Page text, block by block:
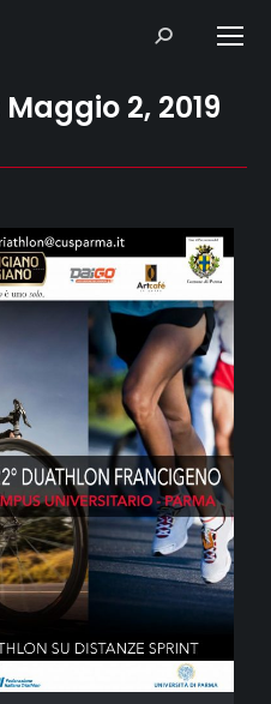
Search:
Maggio 2, 2019